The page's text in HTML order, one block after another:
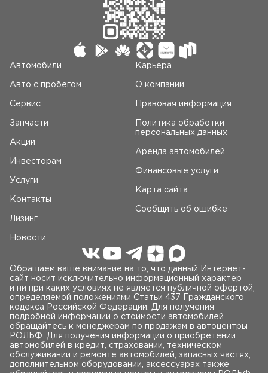
Автомобили
Авто c пробегом
Сервис
Запчасти
Акции
Инвесторам
Услуги
Контакты
Лизинг
Новости
Карьера
О компании
Правовая информация
Политика обработки
персональных данных
Аренда автомобилей
Финансовые услуги
Карта сайта
Сообщить об ошибке
Обращаем ваше внимание на то, что данный Интернет-
сайт носит исключительно информационный характер
и ни при каких условиях не является публичной офертой,
определяемой положениями Статьи 437 Гражданского
кодекса Российской Федерации. Для получения
подробной информации о стоимости автомобилей
обращайтесь к менеджерам по продажам в автоцентры
РОЛЬФ. Для получения информации о приобретении
автомобилей в кредит, страховании, техническом
обслуживании и ремонте автомобилей, запасных частях,
дополнительном оборудовании, аксессуарах также